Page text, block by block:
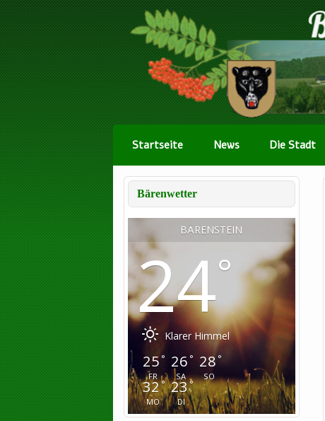
Startseite News Die Stadt
Bärenwetter
BÄRENSTEIN
24°
Klarer Himmel
25°
FR
26 °
SA
28°
SO
32°
MO
23°
DI